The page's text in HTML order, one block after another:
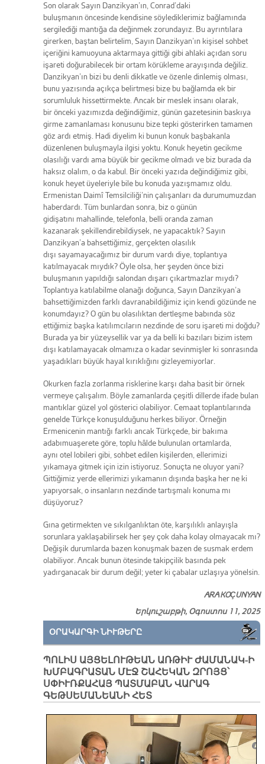
Son olarak Sayın Danzikyan’ın, Conrad’daki
buluşmanın öncesinde kendisine söylediklerimiz bağlamında
sergilediği mantığa da değinmek zorundayız. Bu ayrıntılara
girerken, baştan belirtelim, Sayın Danzikyan’ın kişisel sohbet
içeriğini kamuoyuna aktarmaya gittiği gibi ahlaki açıdan soru
işareti doğurabilecek bir ortam körükleme arayışında değiliz.
Danzikyan’ın bizi bu denli dikkatle ve özenle dinlemiş olması,
bunu yazısında açıkça belirtmesi bize bu bağlamda ek bir
sorumluluk hissettirmekte. Ancak bir meslek insanı olarak,
bir önceki yazımızda değindiğimiz, günün gazetesinin baskıya
girme zamanlaması konusunu bize tepki gösterirken tamamen
göz ardı etmiş. Hadi diyelim ki bunun konuk başbakanla
düzenlenen buluşmayla ilgisi yoktu. Konuk heyetin gecikme
olasılığı vardı ama büyük bir gecikme olmadı ve biz burada da
haksız olalım, o da kabul. Bir önceki yazıda değindiğimiz gibi,
konuk heyet üyeleriyle bile bu konuda yazışmamız oldu.
Ermenistan Daimî Temsilciliği’nin çalışanları da durumumuzdan
haberdardı. Tüm bunlardan sonra, biz o günün
gidişatını mahallinde, telefonla, belli oranda zaman
kazanarak şekillendirebildiysek, ne yapacaktık? Sayın
Danzikyan’a bahsettiğimiz, gerçekten olasılık
dışı sayamayacağımız bir durum vardı diye, toplantıya
katılmayacak mıydık? Öyle olsa, her şeyden önce bizi
buluşmanın yapıldığı salondan dışarı çıkartmazlar mıydı?
Toplantıya katılabilme olanağı doğunca, Sayın Danzikyan’a
bahsettiğimizden farklı davranabildiğimiz için kendi gözünde ne
konumdayız? O gün bu olasılıktan dertleşme babında söz
ettiğimiz başka katılımcıların nezdinde de soru işareti mi doğdu?
Burada ya bir yüzeysellik var ya da belli ki bazıları bizim istem
dışı katılamayacak olmamıza o kadar sevinmişler ki sonrasında
yaşadıkları büyük hayal kırıklığını gizleyemiyorlar.
Okurken fazla zorlanma risklerine karşı daha basit bir örnek
vermeye çalışalım. Böyle zamanlarda çeşitli dillerde ifade bulan
mantıklar güzel yol gösterici olabiliyor. Cemaat toplantılarında
genelde Türkçe konuşulduğunu herkes biliyor. Örneğin
Ermenicenin mantığı farklı ancak Türkçede, bir bakıma
adabımuaşerete göre, toplu hâlde bulunulan ortamlarda,
aynı otel lobileri gibi, sohbet edilen kişilerden, ellerimizi
yıkamaya gitmek için izin istiyoruz. Sonuçta ne oluyor yani?
Gittiğimiz yerde ellerimizi yıkamanın dışında başka her ne ki
yapıyorsak, o insanların nezdinde tartışmalı konuma mı
düşüyoruz?
Gına getirmekten ve sıkılganlıktan öte, karşılıklı anlayışla
sorunlara yaklaşabilirsek her şey çok daha kolay olmayacak mı?
Değişik durumlarda bazen konuşmak bazen de susmak erdem
olabiliyor. Ancak bunun ötesinde takipçilik basında pek
yadırganacak bir durum değil; yeter ki çabalar uzlaşıya yönelsin.
ARA KOÇUNYAN
Երկուշաբթի, Օգոստոս 11, 2025
ՕՐԱԿԱՐԳԻ ՆԻՒԹԵՐԸ
ՊՈԼԻՍ ԱՅՑԵԼՈՒԹԵԱՆ ԱՌԹԻՒ ԺԱՄԱՆԱԿ-Ի
ԽՄԲԱԳՐԱՏԱՆ ՄԷՋ ՇԱՀԵԿԱՆ ԶՐՈՅՑ՝
ՍՓԻՒՌՔԱՀԱՅ ՊԱՏՄԱԲԱՆ ՎԱՐԱԳ
ԳԵԹՍԵՄԱՆԵԱՆԻ ՀԵՏ